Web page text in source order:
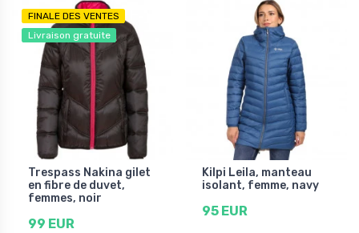
FINALE DES VENTES
Livraison gratuite
Trespass Nakina gilet
en fibre de duvet,
femmes, noir
99 EUR
Kilpi Leila, manteau
isolant, femme, navy
95 EUR